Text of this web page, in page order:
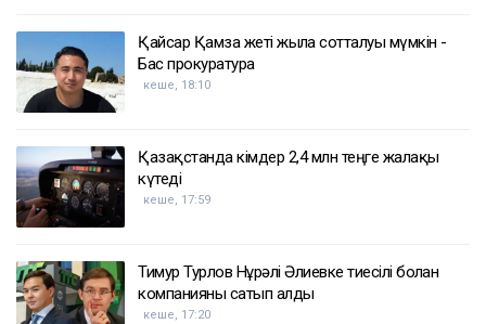
Қайсар Қамза жеті жылға сотталуы мүмкін -
Бас прокуратура
кеше, 18:10
Қазақстанда кімдер 2,4 млн теңге жалақы
күтеді
кеше, 17:59
Тимур Турлов Нұрәлі Әлиевке тиесілі болған
компанияны сатып алды
кеше, 17:20